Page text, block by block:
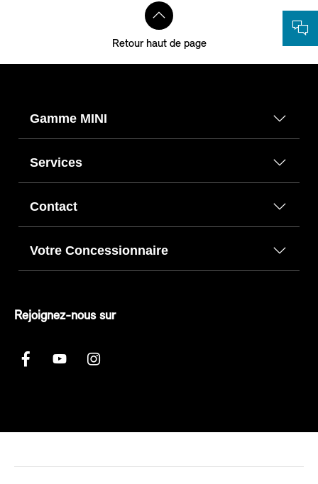
Retour haut de page
Gamme MINI
Services
Contact
Votre Concessionnaire
Rejoignez-nous sur